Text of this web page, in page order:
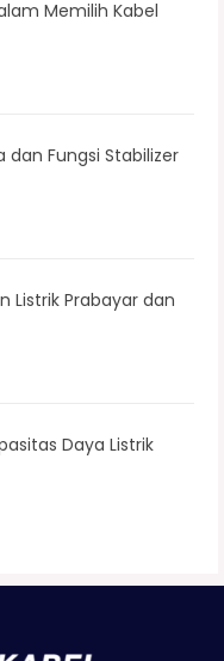
Memilih Kabel
dan Fungsi Stabilizer
Listrik Prabayar dan
Daya Listrik